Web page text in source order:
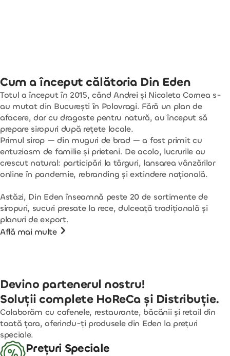
Cum a început călătoria Din Eden
Totul a început în 2015, când Andrei și Nicoleta Cornea s-
au mutat din București în Polovragi. Fără un plan de
afacere, dar cu dragoste pentru natură, au început să
prepare siropuri după rețete locale.
Primul sirop — din muguri de brad — a fost primit cu
entuziasm de familie și prieteni. De acolo, lucrurile au
crescut natural: participări la târguri, lansarea vânzărilor
online în pandemie, rebranding și extindere națională.
Astăzi, Din Eden înseamnă peste 20 de sortimente de
siropuri, sucuri presate la rece, dulceață tradițională și
planuri de export.
Află mai multe
Devino partenerul nostru!
Soluții complete HoReCa și Distribuție.
Colaborăm cu cafenele, restaurante, băcănii și retail din
toată țara, oferindu-ți produsele din Eden la prețuri
speciale.
Prețuri Speciale